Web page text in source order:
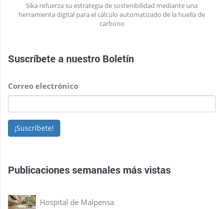
Sika refuerza su estrategia de sostenibilidad mediante una
herramienta digital para el cálculo automatizado de la huella de
carbono
Suscríbete a nuestro Boletín
Correo electrónico
¡Suscríbete!
Publicaciones semanales más vistas
Hospital de Malpensa